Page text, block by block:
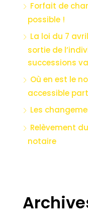
Forfait de
possible !
La loi du 7
sortie de
successions
Où en est le
accessible
Les
Relèvement
notaire